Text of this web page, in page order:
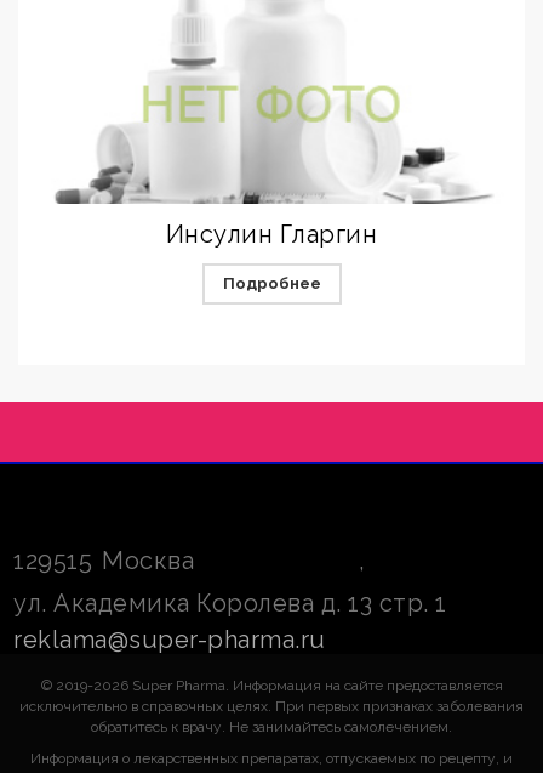
Инсулин Гларгин
Подробнее
129515 Москва
,
ул. Академика Королева д. 13 стр. 1
reklama@super-pharma.ru
© 2019-2026 Super Pharma. Информация на сайте предоставляется
исключительно в справочных целях. При первых признаках заболевания
обратитесь к врачу. Не занимайтесь самолечением.
Информация о лекарственных препаратах, отпускаемых по рецепту, и